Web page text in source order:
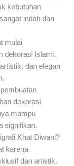
kebutuhan
indah dan
mulai
dekorasi Islami.
dan elegan
dekorasi
mampu
signifikan.
Khat Diwani?
karena
dan artistik.